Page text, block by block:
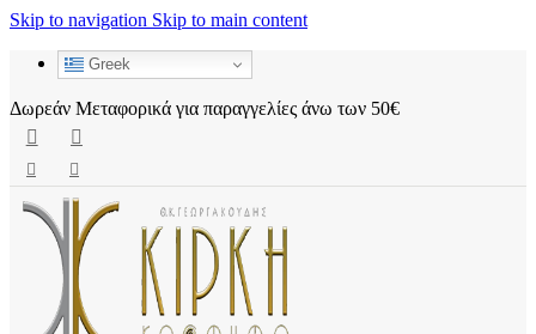
Skip to navigation Skip to main content
Greek
Δωρεάν Μεταφορικά για παραγγελίες άνω των 50€